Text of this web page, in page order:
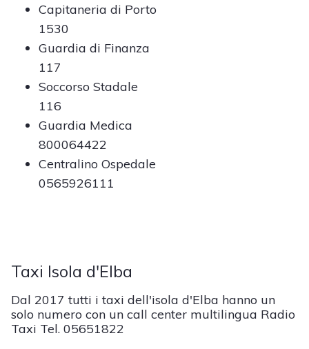
Capitaneria di Porto
1530
Guardia di Finanza
117
Soccorso Stadale
116
Guardia Medica
800064422
Centralino Ospedale
0565926111
Taxi Isola d'Elba
Dal 2017 tutti i taxi dell'isola d'Elba hanno un
solo numero con un call center multilingua Radio
Taxi Tel. 05651822